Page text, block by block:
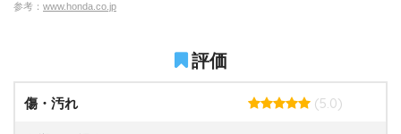
参考： www.honda.co.jp
評価
傷・汚れ (5.0)